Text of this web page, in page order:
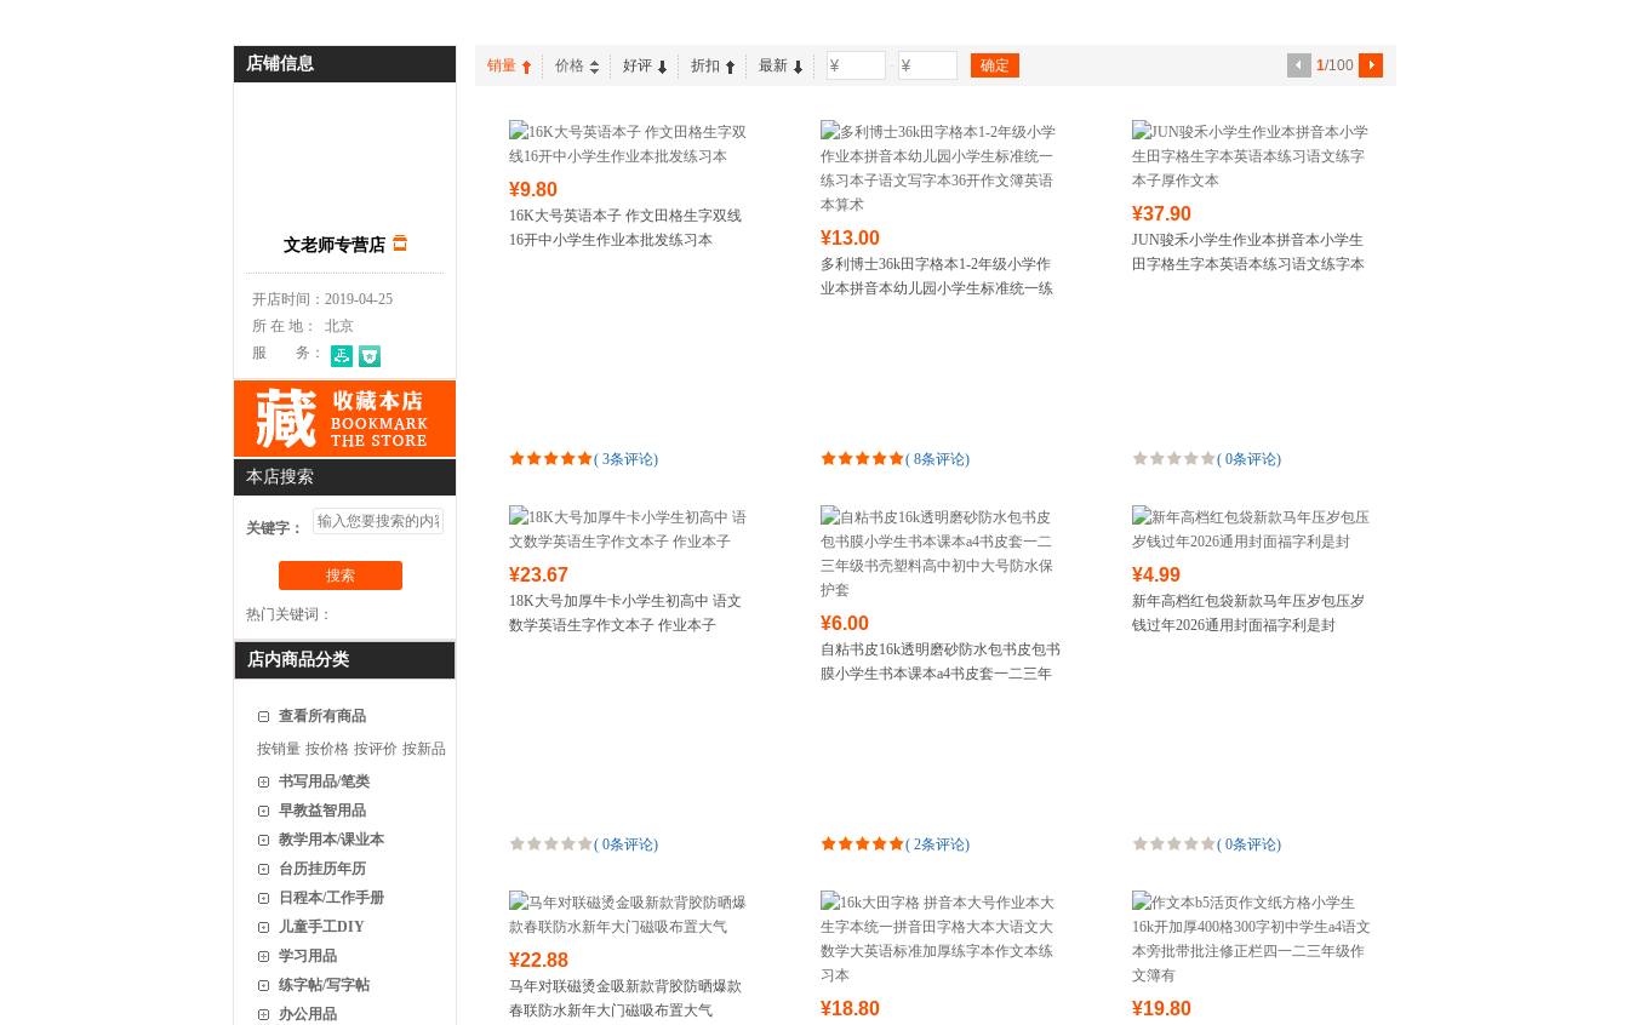
服装
鞋
手表饰品
运动户外
数码影音
店铺信息
文老师专营店
开店时间： 2019-04-25
所 在 地：
北京
服 务：
本店搜索
关键字：
搜索
热门关键词：
店内商品分类
查看所有商品
按销量 按价格 按评价 按新品
书写用品/笔类
早教益智用品
教学用本/课业本
台历挂历年历
日程本/工作手册
儿童手工DIY
学习用品
练字帖/写字帖
办公用品
销量 价格 好评 折扣 最新 1/100
¥9.80
16K大号英语本子 作文田格生字双线
16开中小学生作业本批发练习本
( 3条评论)
¥13.00
多利博士36k田字格本1-2年级小学作
业本拼音本幼儿园小学生标准统一练
( 8条评论)
¥37.90
JUN骏禾小学生作业本拼音本小学生
田字格生字本英语本练习语文练字本
( 0条评论)
¥23.67
18K大号加厚牛卡小学生初高中 语文
数学英语生字作文本子 作业本子
( 0条评论)
¥6.00
自粘书皮16k透明磨砂防水包书皮包书
膜小学生书本课本a4书皮套一二三年
( 2条评论)
¥4.99
新年高档红包袋新款马年压岁包压岁
钱过年2026通用封面福字利是封
( 0条评论)
¥22.88
马年对联磁烫金吸新款背胶防晒爆款
春联防水新年大门磁吸布置大气
¥18.80 ¥19.80